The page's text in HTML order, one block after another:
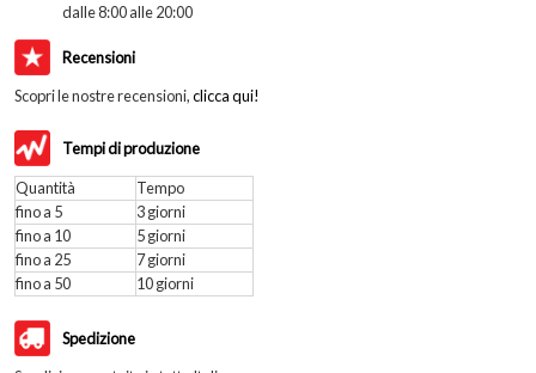
dalle 8:00 alle 20:00
Recensioni
Scopri le nostre recensioni,clicca qui!
Tempi di produzione
Quantità
Tempo
fino a 5
3 giorni
fino a 10
5 giorni
fino a 25
7 giorni
fino a 50
10 giorni
Spedizione